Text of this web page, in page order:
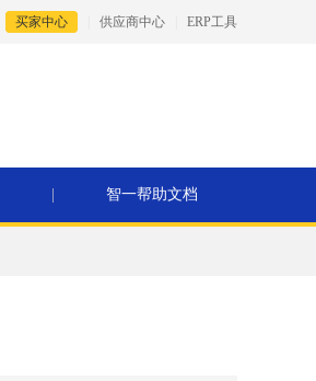
买家中心 供应商中心 ERP工具
智一帮助文档